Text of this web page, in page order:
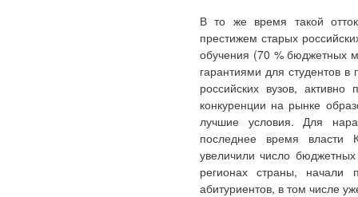
В то же время такой
престижем старых
обучения (70 % бюджетных
гарантиями для студентов
российских вузов,
конкуренции на рынке
лучшие условия. Для
последнее время власти
увеличили число
регионах страны, начали
абитуриентов, в том числе